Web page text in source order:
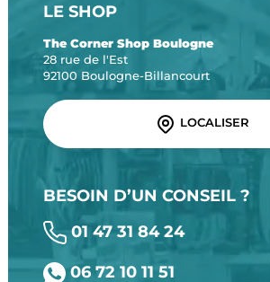
LE SHOP
The Corner Shop Boulogne
28 rue de l'Est
92100 Boulogne-Billancourt
LOCALISER
BESOIN D’UN CONSEIL ?
01 47 31 84 24
06 72 10 11 51